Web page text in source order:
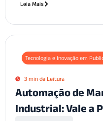
Leia Mais
Tecnologia e Inovação em
3 min de Leitura
Automação de
Industrial: Vale a